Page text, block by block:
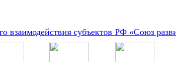
взаимодействия субъектов РФ «Союз